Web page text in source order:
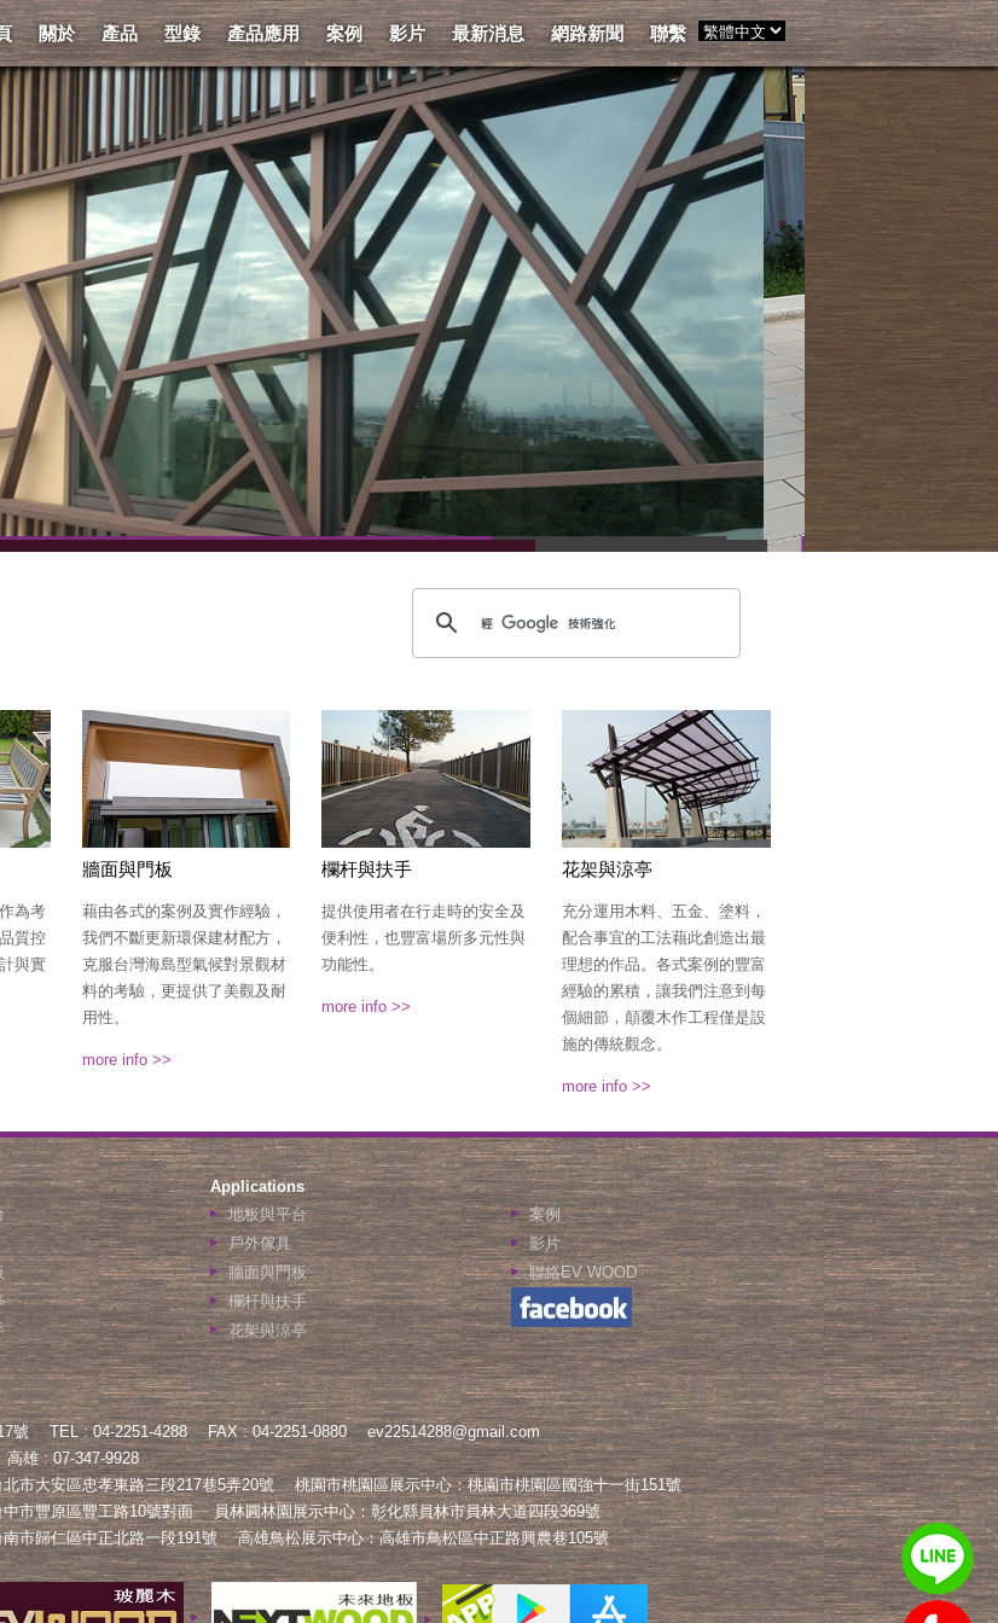
關於 產品 型錄 產品應用 案例 影片 最新消息 網路新聞 聯繫
為考
質控
與實
牆面與門板
藉由各式的案例及實作經驗，
我們不斷更新環保建材配方，
克服台灣海島型氣候對景觀材
料的考驗，更提供了美觀及耐
用性。
more info >>
欄杆與扶手
提供使用者在行走時的安全及
便利性，也豐富場所多元性與
功能性。
more info >>
花架與涼亭
充分運用木料、五金、塗料，
配合事宜的工法藉此創造出最
理想的作品。各式案例的豐富
經驗的累積，讓我們注意到每
個細節，顛覆木作工程僅是設
施的傳統觀念。
more info >>
Applications
地板與平台
戶外傢具
牆面與門板
欄杆與扶手
花架與涼亭
案例
影片
聯絡EV WOOD
號 TEL : 04-2251-4288 FAX : 04-2251-0880
ev22514288@gmail.com
高雄 : 07-347-9928
市大安區忠孝東路三段217巷5弄20號
桃園市桃園區展示中心：桃園市桃園區國強十一街151號
市豐原區豐工路10號對面
員林圓林園展示中心：彰化縣員林市員林大道四段369號
市歸仁區中正北路一段191號
高雄鳥松展示中心：高雄市鳥松區中正路興農巷105號